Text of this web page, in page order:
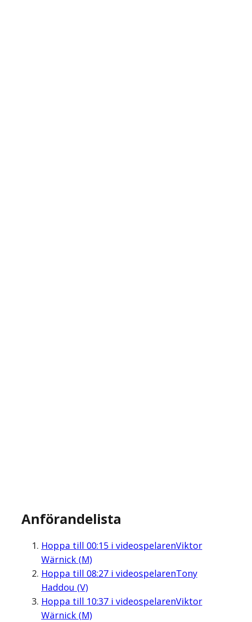
Anförandelista
Hoppa till 00:15i videospelarenViktor
Wärnick (M)
Hoppa till 08:27i videospelarenTony
Haddou (V)
Hoppa till 10:37i videospelarenViktor
Wärnick (M)